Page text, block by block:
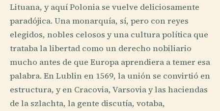
Lituana, y aquí Polonia se vuelve deliciosamente
paradójica. Una monarquía, sí, pero con reyes
elegidos, nobles celosos y una cultura política que
trataba la libertad como un derecho nobiliario
mucho antes de que Europa aprendiera a temer esa
palabra. En Lublin en 1569, la unión se convirtió en
estructura, y en Cracovia, Varsovia y las haciendas
de la szlachta, la gente discutía, votaba,